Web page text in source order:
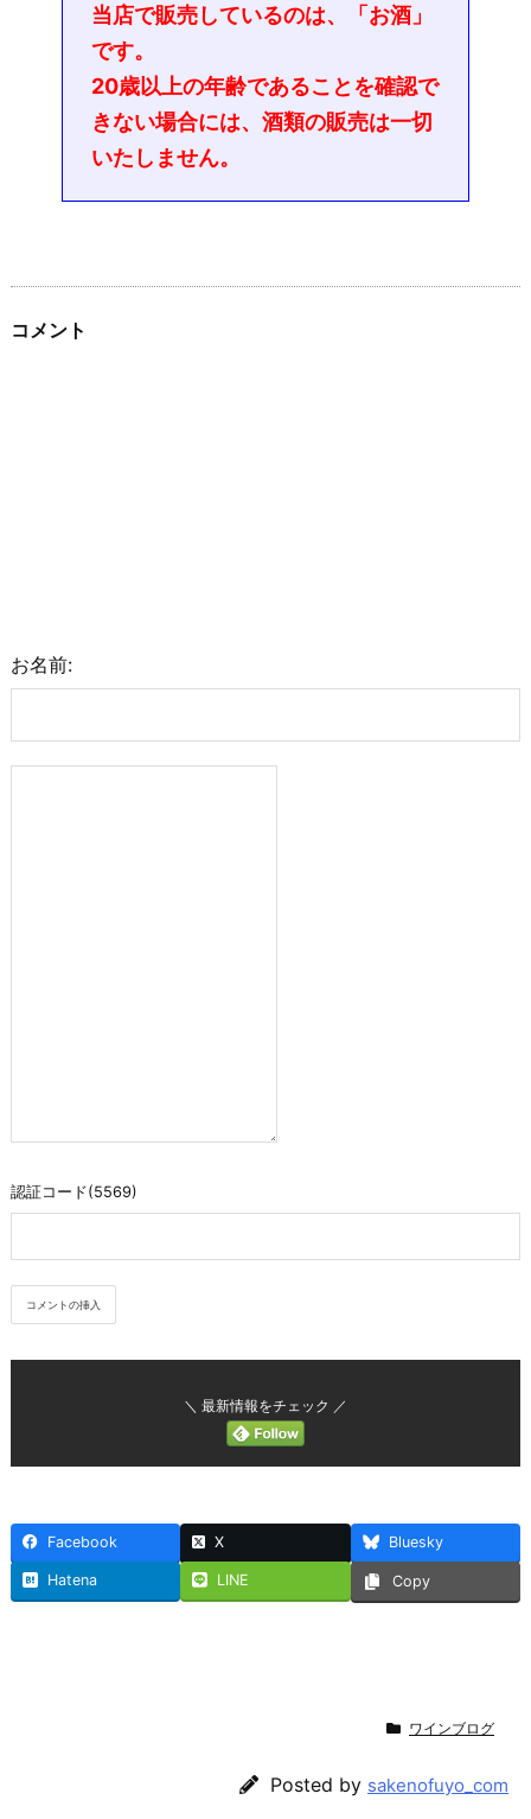
当店で販売しているのは、「お酒」
です。
20歳以上の年齢であることを確認で
きない場合には、酒類の販売は一切
いたしません。
コメント
お名前:
認証コード(5569)
＼ 最新情報をチェック ／
Facebook X Bluesky
Hatena LINE Copy
ワインブログ
Posted by sakenofuyo_com